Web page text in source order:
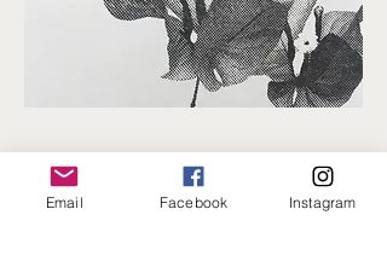
Email Facebook Instagram